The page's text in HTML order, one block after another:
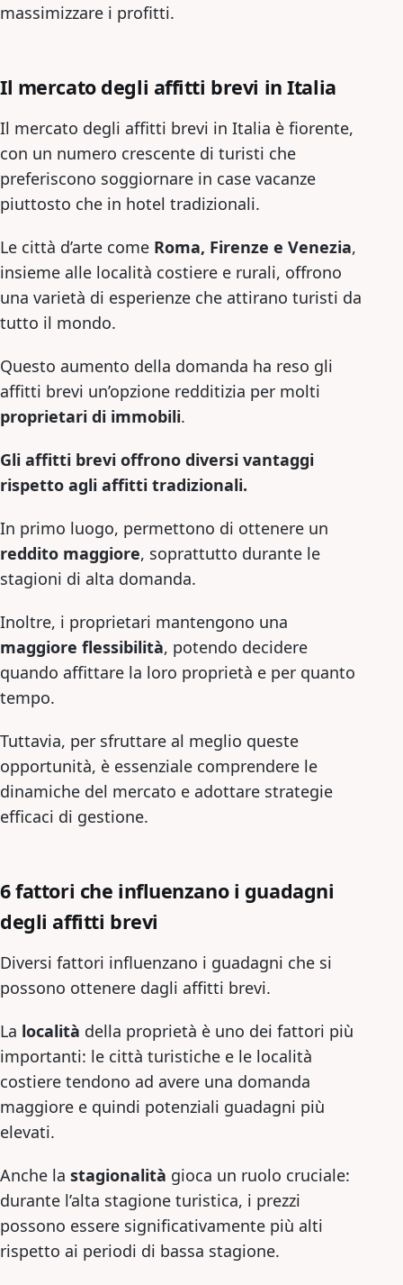
massimizzare i profitti.
Il mercato degli affitti brevi in Italia
Il mercato degli affitti brevi in Italia è fiorente,
con un numero crescente di turisti che
preferiscono soggiornare in case vacanze
piuttosto che in hotel tradizionali.
Le città d’arte come Roma, Firenze e Venezia,
insieme alle località costiere e rurali, offrono
una varietà di esperienze che attirano turisti da
tutto il mondo.
Questo aumento della domanda ha reso gli
affitti brevi un’opzione redditizia per molti
proprietari di immobili.
Gli affitti brevi offrono diversi vantaggi
rispetto agli affitti tradizionali.
In primo luogo, permettono di ottenere un
reddito maggiore, soprattutto durante le
stagioni di alta domanda.
Inoltre, i proprietari mantengono una
maggiore flessibilità, potendo decidere
quando affittare la loro proprietà e per quanto
tempo.
Tuttavia, per sfruttare al meglio queste
opportunità, è essenziale comprendere le
dinamiche del mercato e adottare strategie
efficaci di gestione.
6 fattori che influenzano i guadagni
degli affitti brevi
Diversi fattori influenzano i guadagni che si
possono ottenere dagli affitti brevi.
La località della proprietà è uno dei fattori più
importanti: le città turistiche e le località
costiere tendono ad avere una domanda
maggiore e quindi potenziali guadagni più
elevati.
Anche la stagionalità gioca un ruolo cruciale:
durante l’alta stagione turistica, i prezzi
possono essere significativamente più alti
rispetto ai periodi di bassa stagione.